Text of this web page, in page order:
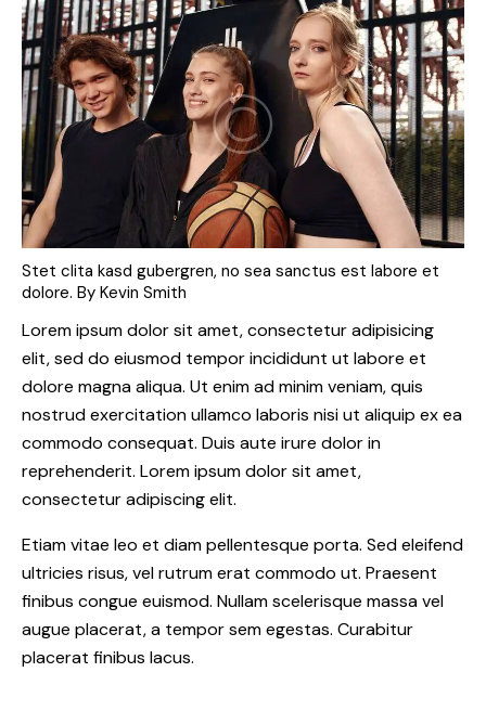
Stet clita kasd gubergren, no sea sanctus est labore et
dolore. By Kevin Smith
Lorem ipsum dolor sit amet, consectetur adipisicing
elit, sed do eiusmod tempor incididunt ut labore et
dolore magna aliqua. Ut enim ad minim veniam, quis
nostrud exercitation ullamco laboris nisi ut aliquip ex ea
commodo consequat. Duis aute irure dolor in
reprehenderit. Lorem ipsum dolor sit amet,
consectetur adipiscing elit.
Etiam vitae leo et diam pellentesque porta. Sed eleifend
ultricies risus, vel rutrum erat commodo ut. Praesent
finibus congue euismod. Nullam scelerisque massa vel
augue placerat, a tempor sem egestas. Curabitur
placerat finibus lacus.